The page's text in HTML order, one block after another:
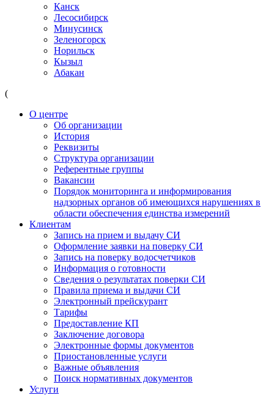
Канск
Лесосибирск
Минусинск
Зеленогорск
Норильск
Кызыл
Абакан
(
О центре
Об организации
История
Реквизиты
Структура организации
Референтные группы
Вакансии
Порядок мониторинга и информирования
надзорных органов об имеющихся нарушениях в
области обеспечения единства измерений
Клиентам
Запись на прием и выдачу СИ
Оформление заявки на поверку СИ
Запись на поверку водосчетчиков
Информация о готовности
Сведения о результатах поверки СИ
Правила приема и выдачи СИ
Электронный прейскурант
Тарифы
Предоставление КП
Заключение договора
Электронные формы документов
Приостановленные услуги
Важные объявления
Поиск нормативных документов
Услуги